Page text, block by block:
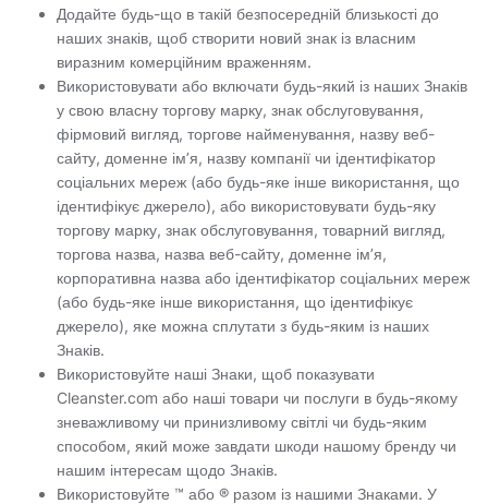
Додайте будь-що в такій безпосередній близькості до
наших знаків, щоб створити новий знак із власним
виразним комерційним враженням.
Використовувати або включати будь-який із наших Знаків
у свою власну торгову марку, знак обслуговування,
фірмовий вигляд, торгове найменування, назву веб-
сайту, доменне ім’я, назву компанії чи ідентифікатор
соціальних мереж (або будь-яке інше використання, що
ідентифікує джерело), або використовувати будь-яку
торгову марку, знак обслуговування, товарний вигляд,
торгова назва, назва веб-сайту, доменне ім’я,
корпоративна назва або ідентифікатор соціальних мереж
(або будь-яке інше використання, що ідентифікує
джерело), яке можна сплутати з будь-яким із наших
Знаків.
Використовуйте наші Знаки, щоб показувати
Cleanster.com або наші товари чи послуги в будь-якому
зневажливому чи принизливому світлі чи будь-яким
способом, який може завдати шкоди нашому бренду чи
нашим інтересам щодо Знаків.
Використовуйте ™ або ® разом із нашими Знаками. У